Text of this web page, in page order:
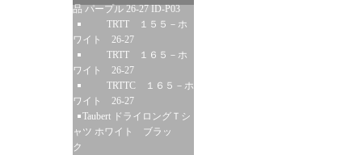
品 パープル 26-27 ID-P03
TRTT １５５－ホ
ワイト 26-27
TRTT １６５－ホ
ワイト 26-27
TRTTC １６５－ホ
ワイト 26-27
Taubert ドライロングＴシ
ャツ ホワイト ブラッ
ク